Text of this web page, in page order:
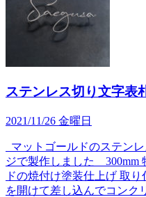
ステンレス切り文字
2021/11/26 金曜日
マットゴールドのステン
ジで製作しました 300mm
ドの焼付け塗装仕上げ 取
を開けて差し込んでコン